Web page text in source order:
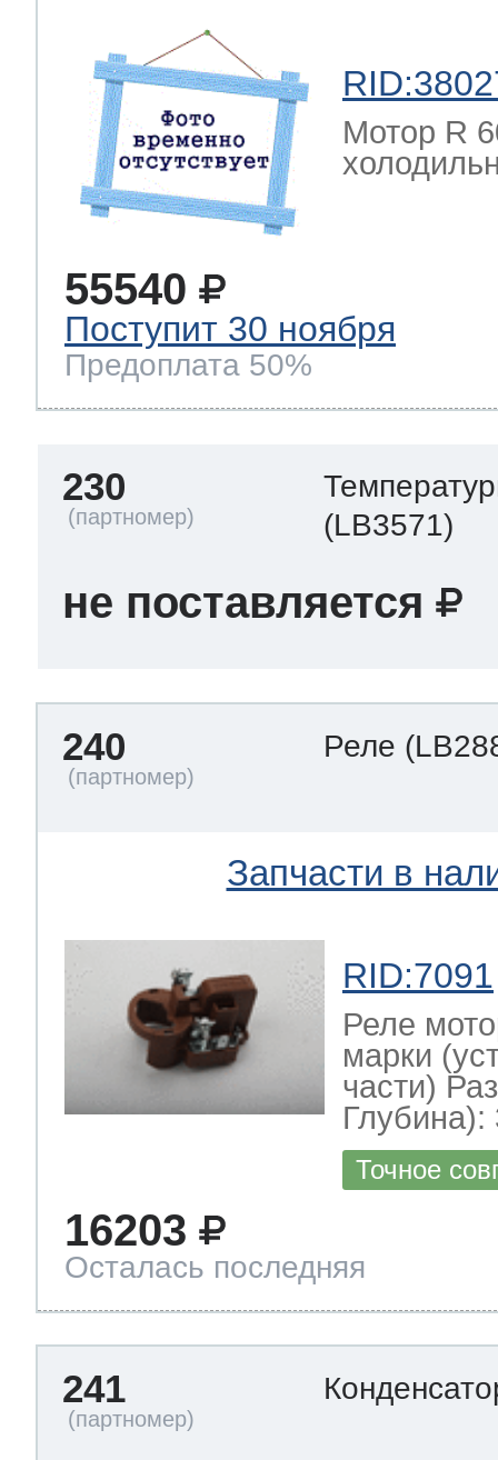
Мотор R
55540
Поступит 30 ноября
Предоплата 50%
230
(LB3571)
не поставляется
240 Реле
Запчасти в
RID:7091
Реле
марки
части)
Глубина):
Точное
16203
Осталась последняя
241